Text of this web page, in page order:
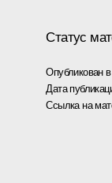
Статус
Опубликован
Дата
Ссылка на